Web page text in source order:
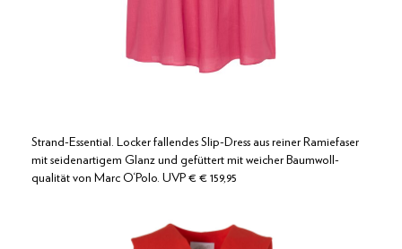
Strand-Essential. Locker fallendes Slip-Dress aus reiner Ramiefaser
mit seidenartigem Glanz und gefüttert mit weicher Baumwoll-
qualität von Marc O‘Polo. UVP € € 159,95